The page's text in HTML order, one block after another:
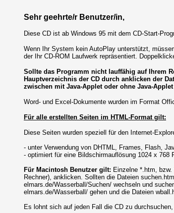
Sehr geehrte/r Benutzer/in,
Diese CD ist ab Windows 95 mit dem CD-Start-
Wenn Ihr System kein AutoPlay unterstützt,
der Ihr CD-ROM Laufwerk repräsentiert.
Sollte das Programm nicht lauffähig auf Ihrem
Hauptverzeichnis der CD durch anklicken der
zwischen mit Java-Applet oder ohne Java-
Word- und Excel-Dokumente wurden im Format
Für alle erstellten Seiten im HTML-Format gilt:
Diese Seiten wurden speziell für den Internet-
- unter Verwendung von DHTML, Frames, Flash,
- optimiert für eine Bildschirmauflösung 1024 x 768
Für Macintosh Benutzer gilt: Einzelne *.htm,
Rechner), anklicken. Sollten die Dateien
elmars.de/Wasserball/Suchen/ wechseln und
elmars.de/Wasserball/ gehen und die Dateien
Es lohnt sich auf jeden Fall die CD zu